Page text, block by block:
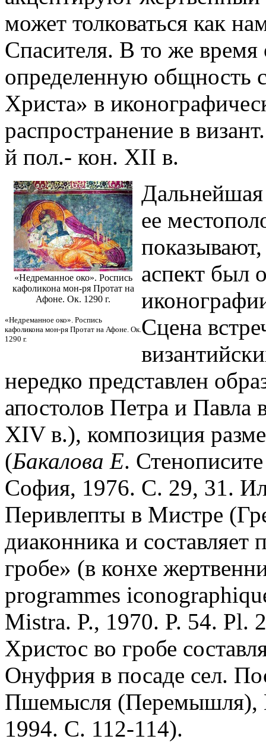
может толковаться как
Спасителя. В то же время
определенную общность
Христа» в
распространение в
й пол.- кон. XII в.
«Недреманное око». Роспись
кафоликона мон-ря Протат на
Афоне. Ок. 1290 г.
«Недреманное око». Роспись
кафоликона мон-ря Протат на Афоне. Ок.
1290 г.
ее
аспект был
Сцена
нередко представлен
апостолов Петра и Павла
XIV в.), композиция
(Бакалова Е.
София, 1976. С. 29, 31.
Перивлепты в Мистре
диаконника и
гробе» (в конхе
programmes
Mistra. P., 1970. P. 54.
Христос во гробе
Онуфрия в посаде сел.
Пшемысля (Перемышля),
1994. С. 112-114).